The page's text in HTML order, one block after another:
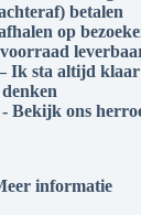
betalen
op
Ik sta altijd klaar
denken
Bekijk ons
informatie